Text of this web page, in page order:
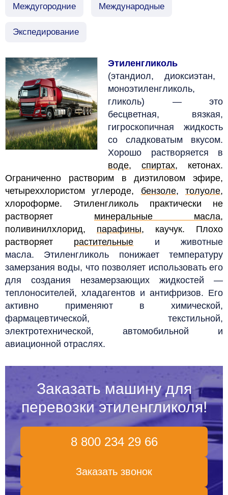
Междугородние Международные
Экспедирование
Этиленгликоль
(этандиол, диоксиэтан,
моноэтиленгликоль,
гликоль) —это
бесцветная, вязкая,
гигроскопичная жидкость
со сладковатым вкусом.
Хорошо растворяется в
воде, спиртах, кетонах.
Ограниченно растворим в диэтиловом эфире,
четыреххлористом углероде, бензоле,толуоле,
хлороформе. Этиленгликоль практически не
растворяет минеральные масла,
поливинилхлорид, парафины, каучук. Плохо
растворяет растительные
и животные
масла. Этиленгликоль понижает температуру
замерзания воды, что позволяет использовать его
для создания незамерзающих жидкостей —
теплоносителей, хладагентов и антифризов. Его
активно применяют в химической,
фармацевтической, текстильной,
электротехнической, автомобильной и
авиационной отраслях.
Заказать машину для
перевозки этиленгликоля!
8 800 234 29 66
Заказать звонок